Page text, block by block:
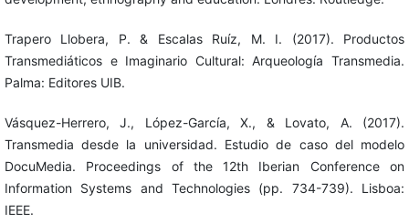
Trapero Llobera, P. & Escalas Ruíz, M. I. (2017). Productos
Transmediáticos e Imaginario Cultural: Arqueología Transmedia.
Palma: Editores UIB.
Vásquez-Herrero, J., López-García, X., & Lovato, A. (2017).
Transmedia desde la universidad. Estudio de caso del modelo
DocuMedia. Proceedings of the 12th Iberian Conference on
Information Systems and Technologies (pp. 734-739). Lisboa:
IEEE.